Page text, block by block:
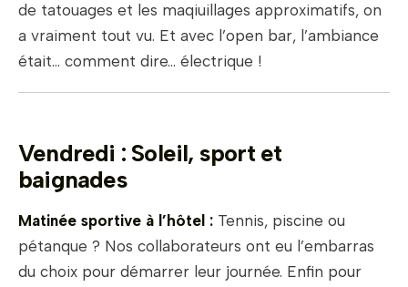
de tatouages et les maqiuillages approximatifs, on
a vraiment tout vu. Et avec l’open bar, l’ambiance
était… comment dire… électrique !
Vendredi : Soleil, sport et
baignades
Matinée sportive à l’hôtel : Tennis, piscine ou
pétanque ? Nos collaborateurs ont eu l’embarras
du choix pour démarrer leur journée. Enfin pour